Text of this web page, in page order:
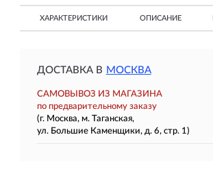
ХАРАКТЕРИСТИКИ ОПИСАНИЕ
ДОСТАВКА В МОСКВА
САМОВЫВОЗ ИЗ МАГАЗИНА
по предварительному заказу
(г. Москва, м. Таганская,
ул. Большие Каменщики, д. 6, стр. 1)